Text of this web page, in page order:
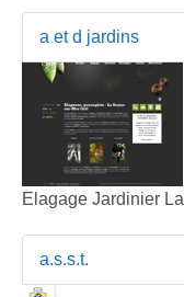
a et d jardins
Elagage Jardinier
a.s.s.t.